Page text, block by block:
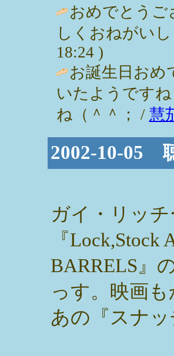
おめでとう
しくおねがい
18:24 )
お誕生日おめ
いたようです
ね（＾＾； / 慧
2002-10-05
ガイ・リッ
『Lock,Stock
BARRELS』
っす。映画
あの『スナ